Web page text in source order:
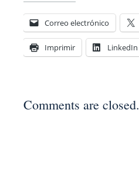
Correo electrónico
Imprimir LinkedIn
Comments are closed.